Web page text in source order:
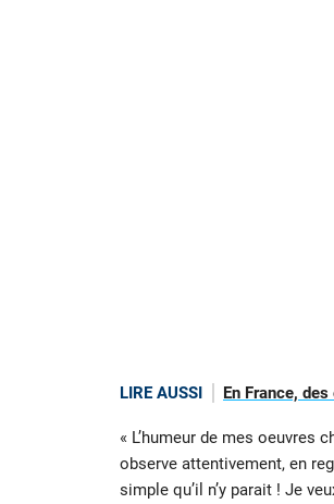
LIRE AUSSI En France,
« L’humeur de mes oeuvres
observe attentivement, en
simple qu’il n’y parait ! Je